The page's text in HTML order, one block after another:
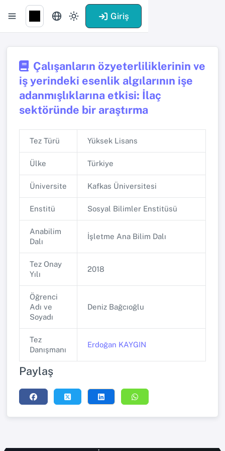
Giriş
Çalışanların özyeterliliklerinin ve
iş yerindeki esenlik algılarının işe
adanmışlıklarına etkisi: İlaç
sektöründe bir araştırma
Tez Türü Yüksek Lisans
Ülke Türkiye
Üniversite Kafkas Üniversitesi
Enstitü Sosyal Bilimler Enstitüsü
Anabilim
Dalı
İşletme Ana Bilim Dalı
Tez Onay
Yılı
2018
Öğrenci
Adı ve
Soyadı
Deniz Bağcıoğlu
Tez
Danışmanı
Erdoğan KAYGIN
Paylaş